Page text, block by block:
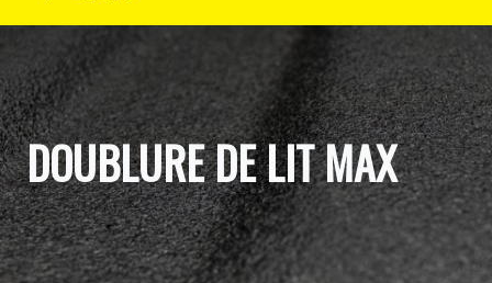
DOUBLURE DE LIT MAX